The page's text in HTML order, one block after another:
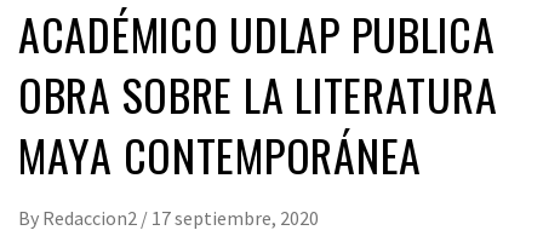
ACADÉMICO UDLAP PUBLICA
OBRA SOBRE LA LITERATURA
MAYA CONTEMPORÁNEA
By Redaccion2 / 17 septiembre, 2020